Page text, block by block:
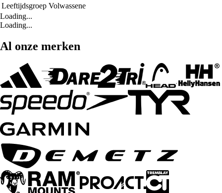
Leeftijdsgroep Volwassene
Loading...
Loading...
Al onze merken